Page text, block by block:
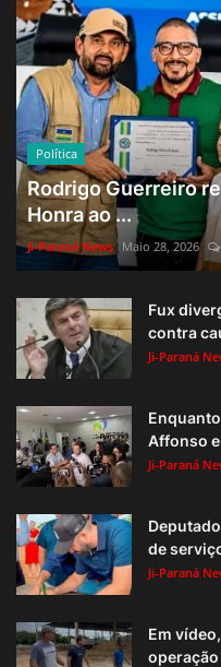
Política
Rodrigo Guerreiro
Honra ao ...
Ji-Paraná News Maio 28, 2026
Fux
contra
Ji-Paraná
Affonso
Ji-Paraná
de
Ji-Paraná
Em